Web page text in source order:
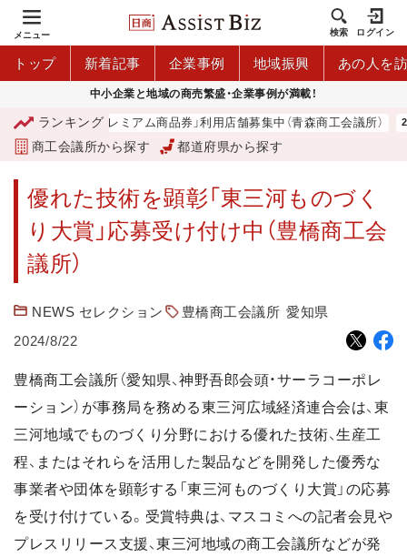
メニュー 検索 ログイン
トップ 新着記事 企業事例 地域振興 あの人を
中小企業と地域の商売繁盛・企業事例が満載！
ランキング
「青森市プレミアム商品券」利用店舗募集中（青森商工会議所）
商工会議所から探す 都道府県から探す
優れた技術を顕彰「東三河ものづく
り大賞」応募受け付け中（豊橋商工会
議所）
NEWS セレクション 豊橋商工会議所 愛知県
2024/8/22
豊橋商工会議所（愛知県、神野吾郎会頭・サーラコーポレ
ーション）が事務局を務める東三河広域経済連合会は、東
三河地域でものづくり分野における優れた技術、生産工
程、またはそれらを活用した製品などを開発した優秀な
事業者や団体を顕彰する「東三河ものづくり大賞」の応募
を受け付けている。受賞特典は、マスコミへの記者会見や
プレスリリース支援、東三河地域の商工会議所などが発